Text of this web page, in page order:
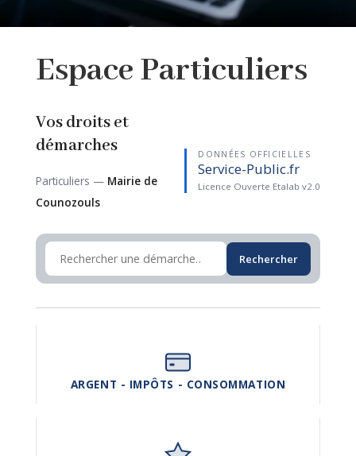
EspaceParticuliers
Vos droits et
démarches
Particuliers — Mairie de
Counozouls
DONNÉES OFFICIELLES
Service-Public.fr
Licence Ouverte Etalab v2.0
Rechercher
ARGENT - IMPÔTS - CONSOMMATION